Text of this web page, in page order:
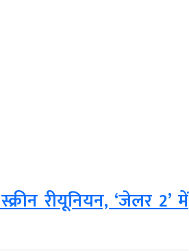
रीयूनियन, ‘जेलर 2’ में